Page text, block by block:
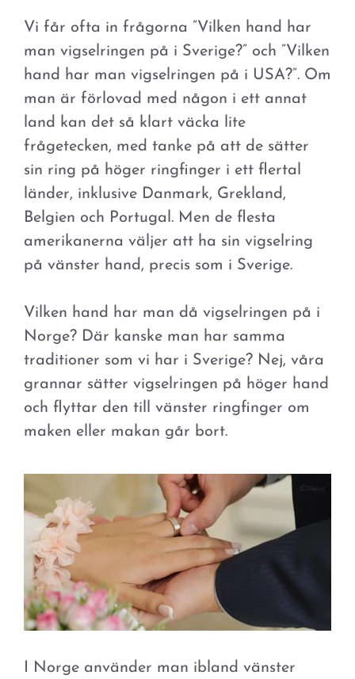
Vi får ofta in frågorna ”Vilken hand har
man vigselringen på i Sverige?” och ”Vilken
hand har man vigselringen på i USA?”. Om
man är förlovad med någon i ett annat
land kan det så klart väcka lite
frågetecken, med tanke på att de sätter
sin ring på höger ringfinger i ett flertal
länder, inklusive Danmark, Grekland,
Belgien och Portugal. Men de flesta
amerikanerna väljer att ha sin vigselring
på vänster hand, precis som i Sverige.
Vilken hand har man då vigselringen på i
Norge? Där kanske man har samma
traditioner som vi har i Sverige? Nej, våra
grannar sätter vigselringen på höger hand
och flyttar den till vänster ringfinger om
maken eller makan går bort.
I Norge använder man ibland vänster